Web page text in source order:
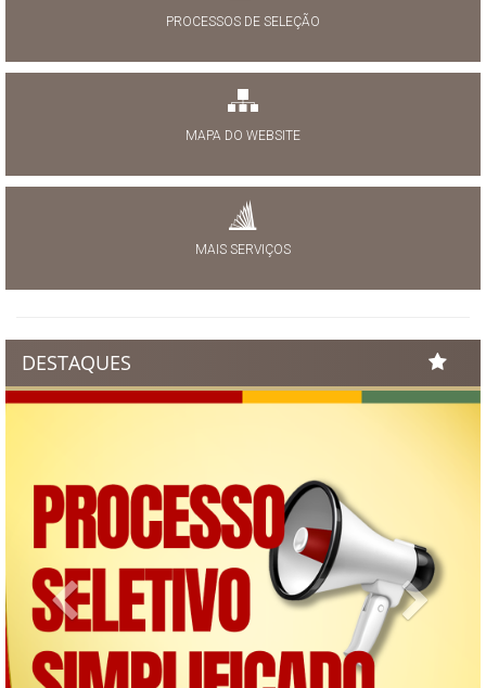
PROCESSOS DE SELEÇÃO
MAPA DO WEBSITE
MAIS SERVIÇOS
DESTAQUES
Previous Next